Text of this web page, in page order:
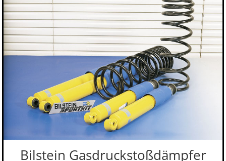
Bilstein Gasdruckstoßdämpfer